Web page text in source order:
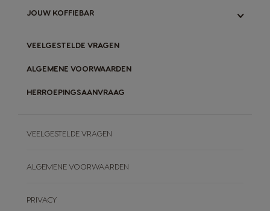
VERGELIJK ORIGINAL- & NEO-SYSTEEM
ORIGINAL-CAPSULES RECYCLEN
JOUW KOFFIEBAR
ONZE RECEPTEN
VEELGESTELDE VRAGEN
ALGEMENE VOORWAARDEN
HERROEPINGSAANVRAAG
VEELGESTELDE VRAGEN
ALGEMENE VOORWAARDEN
PRIVACY